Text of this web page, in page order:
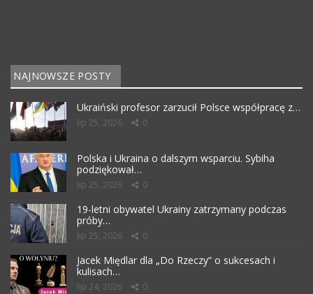
NAJNOWSZE POSTY
Ukraiński profesor zarzucił Polsce współpracę z…
lip 25, 2026 0
Polska i Ukraina o dalszym wsparciu. Sybiha
podziękował…
lip 25, 2026 0
19-letni obywatel Ukrainy zatrzymany podczas
próby…
lip 25, 2026 0
Jacek Międlar dla „Do Rzeczy” o sukcesach i
kulisach…
lip 24, 2026 0